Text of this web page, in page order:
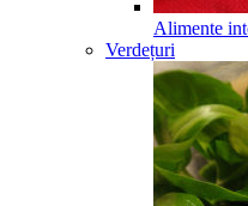
Alimente
Verdețuri